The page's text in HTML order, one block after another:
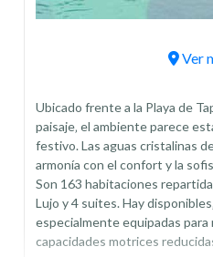
Ver
Ubicado frente a la Playa de
paisaje‚ el ambiente parece
festivo. Las aguas cristalinas
armonía con el confort y la
Son 163 habitaciones
Lujo y 4 suites. Hay
especialmente equipadas
capacidades motrices